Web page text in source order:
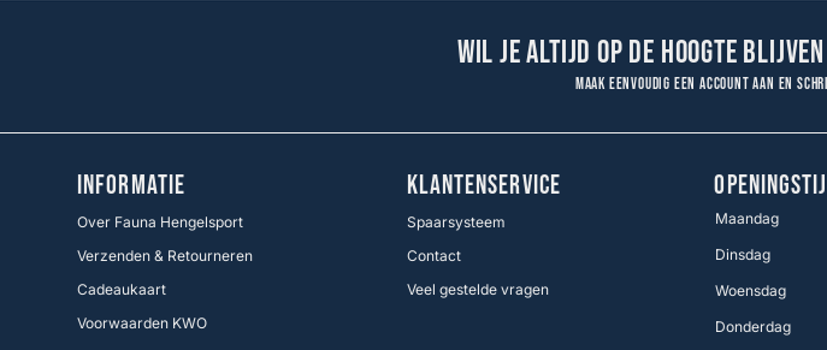
Wil je altijd op de hoogte
Maak eenvoudig een account aan en
INFORMATIE
Over Fauna Hengelsport
Verzenden & Retourneren
Cadeaukaart
Voorwaarden KWO
KLANTENSERVICE
Spaarsysteem
Contact
Veel gestelde vragen
Maandag
Dinsdag
Woensdag
Donderdag